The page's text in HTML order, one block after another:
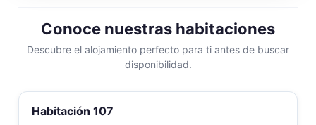
Conoce nuestras habitaciones
Descubre el alojamiento perfecto para ti antes de buscar
disponibilidad.
Habitación 107